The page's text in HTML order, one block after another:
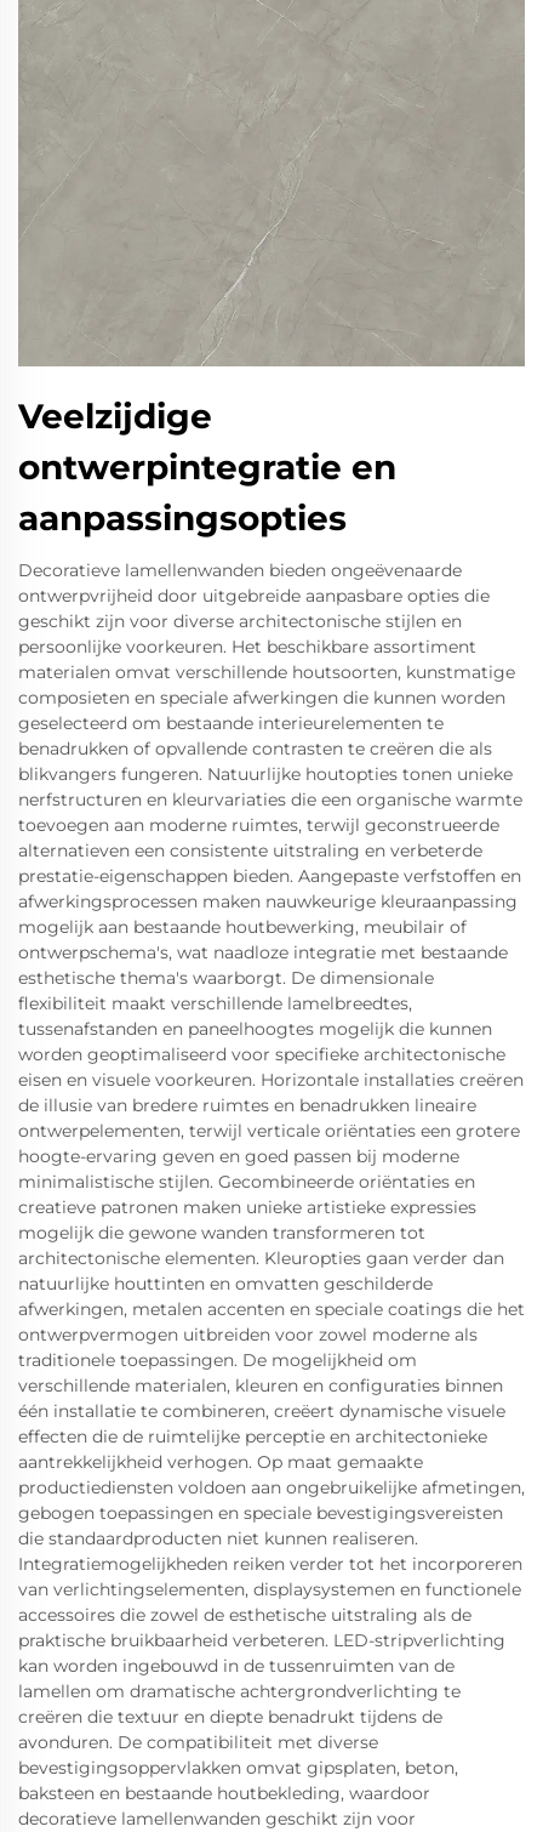
Veelzijdige
ontwerpintegratie en
aanpassingsopties
Decoratieve lamellenwanden bieden ongeëvenaarde
ontwerpvrijheid door uitgebreide aanpasbare opties die
geschikt zijn voor diverse architectonische stijlen en
persoonlijke voorkeuren. Het beschikbare assortiment
materialen omvat verschillende houtsoorten, kunstmatige
composieten en speciale afwerkingen die kunnen worden
geselecteerd om bestaande interieurelementen te
benadrukken of opvallende contrasten te creëren die als
blikvangers fungeren. Natuurlijke houtopties tonen unieke
nerfstructuren en kleurvariaties die een organische warmte
toevoegen aan moderne ruimtes, terwijl geconstrueerde
alternatieven een consistente uitstraling en verbeterde
prestatie-eigenschappen bieden. Aangepaste verfstoffen en
afwerkingsprocessen maken nauwkeurige kleuraanpassing
mogelijk aan bestaande houtbewerking, meubilair of
ontwerpschema's, wat naadloze integratie met bestaande
esthetische thema's waarborgt. De dimensionale
flexibiliteit maakt verschillende lamelbreedtes,
tussenafstanden en paneelhoogtes mogelijk die kunnen
worden geoptimaliseerd voor specifieke architectonische
eisen en visuele voorkeuren. Horizontale installaties creëren
de illusie van bredere ruimtes en benadrukken lineaire
ontwerpelementen, terwijl verticale oriëntaties een grotere
hoogte-ervaring geven en goed passen bij moderne
minimalistische stijlen. Gecombineerde oriëntaties en
creatieve patronen maken unieke artistieke expressies
mogelijk die gewone wanden transformeren tot
architectonische elementen. Kleuropties gaan verder dan
natuurlijke houttinten en omvatten geschilderde
afwerkingen, metalen accenten en speciale coatings die het
ontwerpvermogen uitbreiden voor zowel moderne als
traditionele toepassingen. De mogelijkheid om
verschillende materialen, kleuren en configuraties binnen
één installatie te combineren, creëert dynamische visuele
effecten die de ruimtelijke perceptie en architectonieke
aantrekkelijkheid verhogen. Op maat gemaakte
productiediensten voldoen aan ongebruikelijke afmetingen,
gebogen toepassingen en speciale bevestigingsvereisten
die standaardproducten niet kunnen realiseren.
Integratiemogelijkheden reiken verder tot het incorporeren
van verlichtingselementen, displaysystemen en functionele
accessoires die zowel de esthetische uitstraling als de
praktische bruikbaarheid verbeteren. LED-stripverlichting
kan worden ingebouwd in de tussenruimten van de
lamellen om dramatische achtergrondverlichting te
creëren die textuur en diepte benadrukt tijdens de
avonduren. De compatibiliteit met diverse
bevestigingsoppervlakken omvat gipsplaten, beton,
baksteen en bestaande houtbekleding, waardoor
decoratieve lamellenwanden geschikt zijn voor